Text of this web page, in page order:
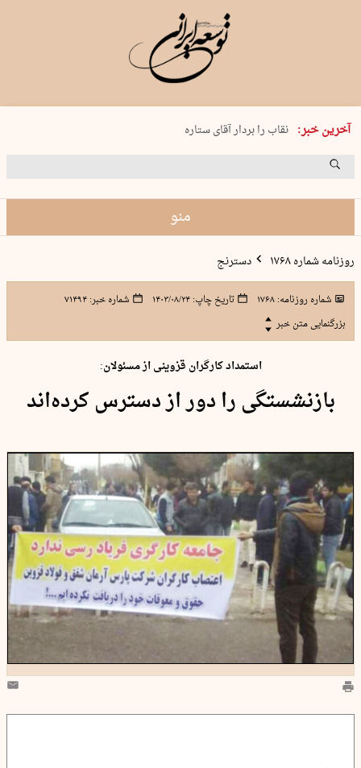
آخرین خبر:
پنجشنبه 15 مرداد 1405 شماره 2243
نقاب را بردار آقای ستاره
کدام فوتبال؟
منو
روزنامه شماره ۱۷۶۸ دسترنج
شماره روزنامه:۱۷۶۸ تاریخ چاپ:۱۴۰۳/۰۸/۲۴ شماره خبر:۷۱۴۹۴
بزرگنمایی متن خبر
استمداد کارگران قزوینی از مسئولان:
بازنشستگی را دور از دسترس کرده‌اند